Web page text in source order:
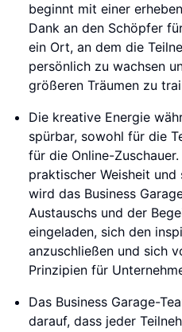
beginnt mit einer
Dank an den Schöpfer
ein Ort, an dem die
persönlich zu wachsen
größeren Träumen zu
Die kreative Energie
spürbar, sowohl für die
für die Online-
praktischer Weisheit
wird das Business
Austauschs und der
eingeladen, sich den
anzuschließen und sich
Prinzipien für
Das Business Garage-
darauf, dass jeder